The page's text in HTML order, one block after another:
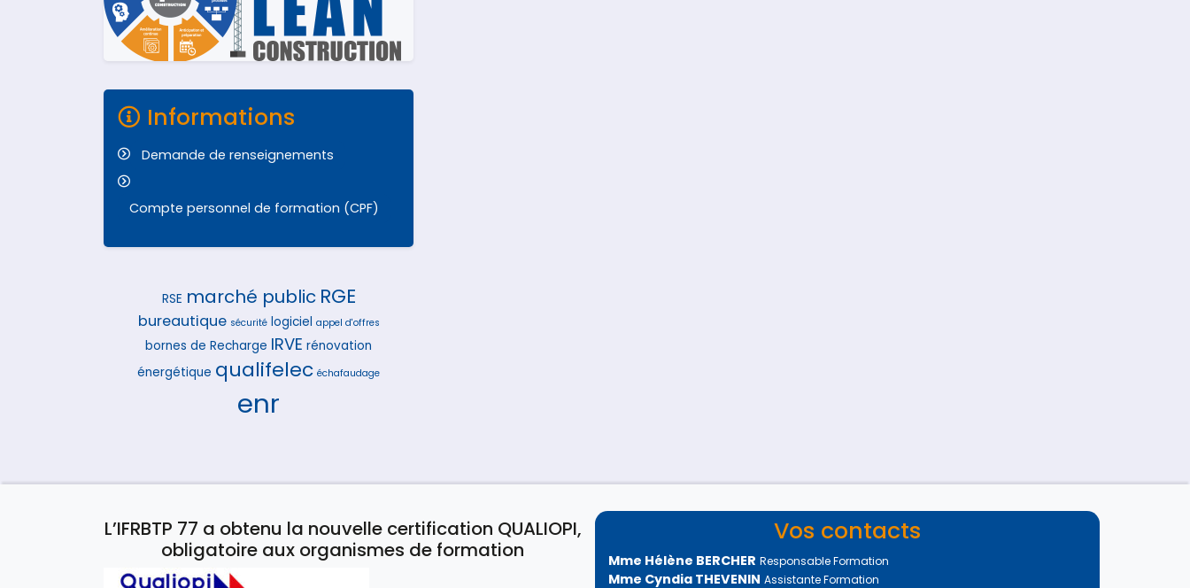
Informations
Demande de renseignements
Compte personnel de formation (CPF)
RSE marché public RGE
bureautique sécurité logiciel appel d'offres
bornes de Recharge IRVE rénovation
énergétique qualifelec échafaudage
enr
L’IFRBTP 77 a obtenu la nouvelle certification QUALIOPI,
obligatoire aux organismes de formation
Vos contacts
Mme Hélène BERCHER Responsable Formation
Mme Cyndia THEVENIN Assistante Formation